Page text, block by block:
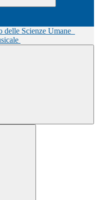
delle Scienze Umane